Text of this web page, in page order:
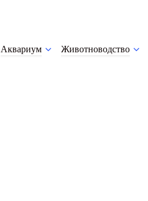
Аквариум Животноводство